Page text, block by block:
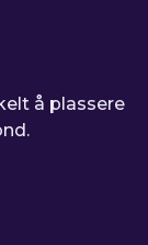
å plassere